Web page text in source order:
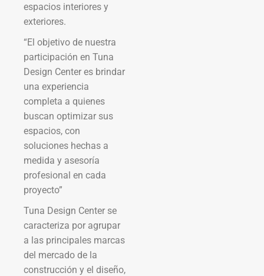
espacios interiores y
exteriores.
“El objetivo de nuestra
participación en Tuna
Design Center es brindar
una experiencia
completa a quienes
buscan optimizar sus
espacios, con
soluciones hechas a
medida y asesoría
profesional en cada
proyecto”
Tuna Design Center se
caracteriza por agrupar
a las principales marcas
del mercado de la
construcción y el diseño,